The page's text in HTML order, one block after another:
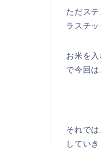
ただス
ラスチッ
お米を
で今回は
それで
していき